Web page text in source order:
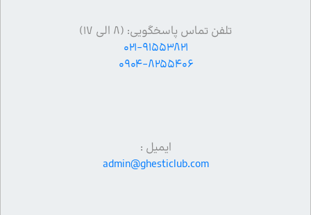
تلفن تماس پاسخگویی: (۸ الی ۱۷)
۰۲۱-۹۱۵۵۳۸۲۱
۰۹۰۴-۸۲۵۵۴۰۶
ایمیل :
admin@ghesticlub.com